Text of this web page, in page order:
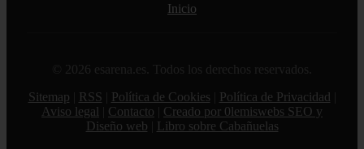
Inicio
© 2026 esarena.es. Todos los derechos reservados.
Sitemap
RSS Política de Cookies Política de Privacidad
Aviso legal
Contacto
Creado por 0lemiswebs SEO y
Diseño web
Libro sobre Cabañuelas